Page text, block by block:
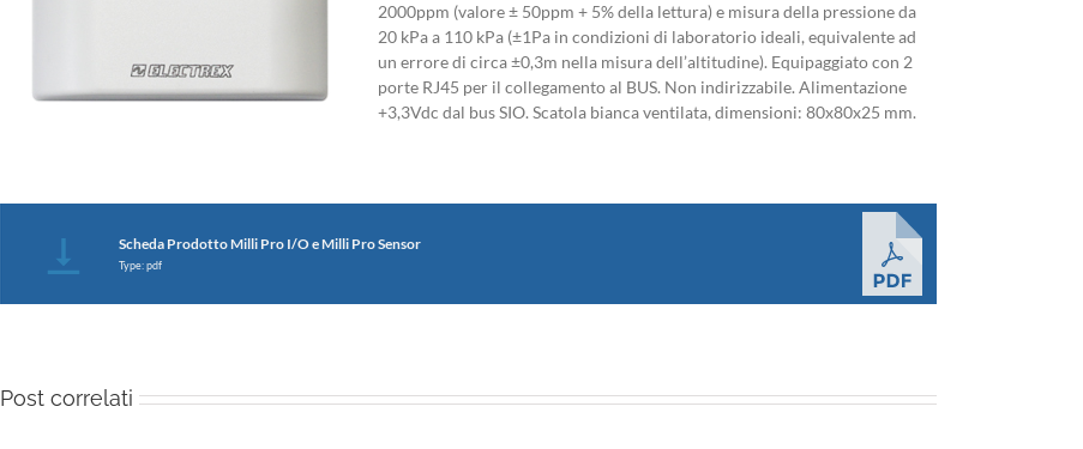
2000ppm (valore ± 50ppm + 5% della lettura) e misura della pressione da
20 kPa a 110 kPa (±1Pa in condizioni di laboratorio ideali, equivalente ad
un errore di circa ±0,3m nella misura dell’altitudine). Equipaggiato con 2
porte RJ45 per il collegamento al BUS. Non indirizzabile. Alimentazione
+3,3Vdc dal bus SIO. Scatola bianca ventilata, dimensioni: 80x80x25 mm.
Scheda Prodotto Milli Pro I/O e Milli Pro Sensor
Type: pdf
Post correlati